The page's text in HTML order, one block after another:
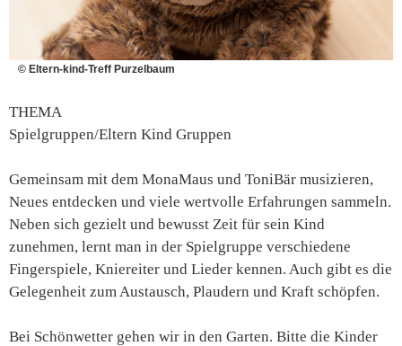
© Eltern-kind-Treff Purzelbaum
THEMA
Spielgruppen/Eltern Kind Gruppen
Gemeinsam mit dem MonaMaus und ToniBär musizieren,
Neues entdecken und viele wertvolle Erfahrungen sammeln.
Neben sich gezielt und bewusst Zeit für sein Kind
zunehmen, lernt man in der Spielgruppe verschiedene
Fingerspiele, Kniereiter und Lieder kennen. Auch gibt es die
Gelegenheit zum Austausch, Plaudern und Kraft schöpfen.
Bei Schönwetter gehen wir in den Garten. Bitte die Kinder